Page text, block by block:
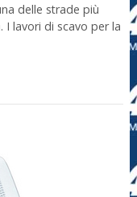
delle strade più
I lavori di scavo per la